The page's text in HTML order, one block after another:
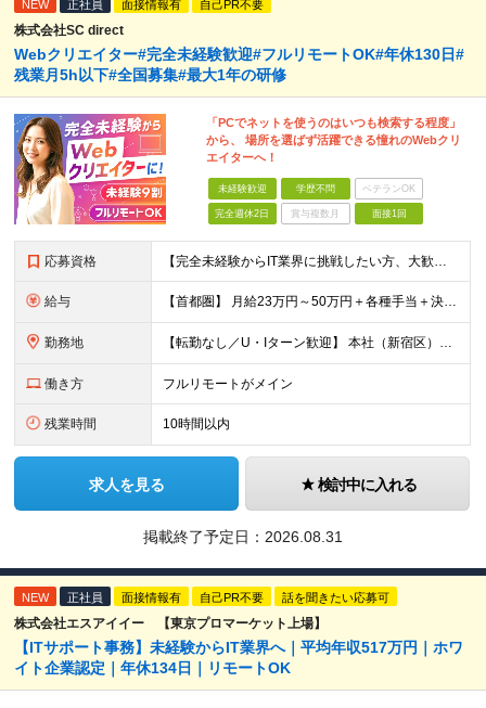
NEW 正社員 面接情報有 自己PR不要
株式会社SC direct
Webクリエイター#完全未経験歓迎#フルリモートOK#年休130日#
残業月5h以下#全国募集#最大1年の研修
「PCでネットを使うのはいつも検索する程度」
から、 場所を選ばず活躍できる憧れのWebクリ
エイターへ！
未経験歓迎 学歴不問 ベテランOK
完全週休2日 賞与複数月 面接1回
応募資格 【完全未経験からIT業界に挑戦したい方、大歓迎！】 ●応募年齢制限：34歳まで（若年層の長期キャリア形成を図るため） ★学歴不問・転職回数不問 ★第二新卒・社会人デビューOK 【こんな方を求めていま
給与 【首都圏】 月給23万円～50万円＋各種手当＋決算賞与 【大阪】 月給22万円～50万円＋各種手当＋決算賞与 【愛知】 月給21.5万円～50万円＋各種手当＋決算賞与 【福岡・宮城】 月給20万
勤務地 【転勤なし／U・Iターン歓迎】 本社（新宿区）、大阪支店、名古屋支店または東京都・神奈川県・千葉県・埼玉県・愛知県・大阪府・福岡県をはじめ、全国のプロジェクト先 ※ご希望を最大限考慮して配属先を決定
働き方 フルリモートがメイン
残業時間 10時間以内
求人を見る 検討中に入れる
掲載終了予定日： 2026.08.31
NEW 正社員 面接情報有 自己PR不要 話を聞きたい応募可
株式会社エスアイイー 【東京プロマーケット上場】
【ITサポート事務】未経験からIT業界へ｜平均年収517万円｜ホワ
イト企業認定｜年休134日｜リモートOK